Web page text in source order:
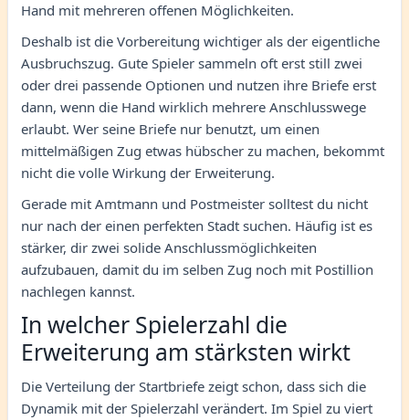
Hand mit mehreren offenen Möglichkeiten.
Deshalb ist die Vorbereitung wichtiger als der eigentliche
Ausbruchszug. Gute Spieler sammeln oft erst still zwei
oder drei passende Optionen und nutzen ihre Briefe erst
dann, wenn die Hand wirklich mehrere Anschlusswege
erlaubt. Wer seine Briefe nur benutzt, um einen
mittelmäßigen Zug etwas hübscher zu machen, bekommt
nicht die volle Wirkung der Erweiterung.
Gerade mit Amtmann und Postmeister solltest du nicht
nur nach der einen perfekten Stadt suchen. Häufig ist es
stärker, dir zwei solide Anschlussmöglichkeiten
aufzubauen, damit du im selben Zug noch mit Postillion
nachlegen kannst.
In welcher Spielerzahl die
Erweiterung am stärksten wirkt
Die Verteilung der Startbriefe zeigt schon, dass sich die
Dynamik mit der Spielerzahl verändert. Im Spiel zu viert